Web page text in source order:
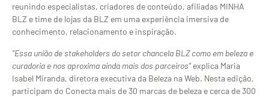
reunindo especialistas, criadores de conteúdo, afiliadas MINHA
BLZ e time de lojas da BLZ em uma experiência imersiva de
conhecimento, relacionamento e inspiração.
“Essa união de stakeholders do setor chancela BLZ como em beleza e
curadoria e nos aproxima ainda mais dos parceiros”explica Maria
Isabel Miranda, diretora executiva da Beleza na Web. Nesta edição,
participam do Conecta mais de 30 marcas de beleza e cerca de 300